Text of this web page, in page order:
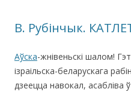
В. Рубінчык.
Аўска-жнівеньскі шалом!
ізраільска-беларускага
дзеецца навокал, асабліва